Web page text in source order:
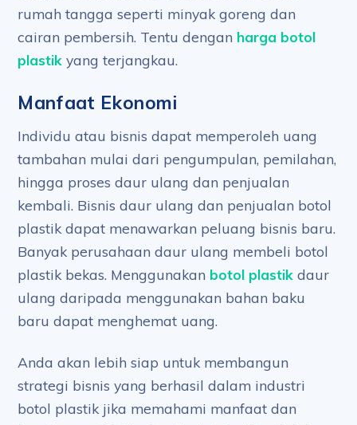
rumah tangga seperti minyak goreng dan
cairan pembersih. Tentu dengan harga botol
plastik yang terjangkau.
Manfaat Ekonomi
Individu atau bisnis dapat memperoleh uang
tambahan mulai dari pengumpulan, pemilahan,
hingga proses daur ulang dan penjualan
kembali. Bisnis daur ulang dan penjualan botol
plastik dapat menawarkan peluang bisnis baru.
Banyak perusahaan daur ulang membeli botol
plastik bekas. Menggunakan botol plastik daur
ulang daripada menggunakan bahan baku
baru dapat menghemat uang.
Anda akan lebih siap untuk membangun
strategi bisnis yang berhasil dalam industri
botol plastik jika memahami manfaat dan